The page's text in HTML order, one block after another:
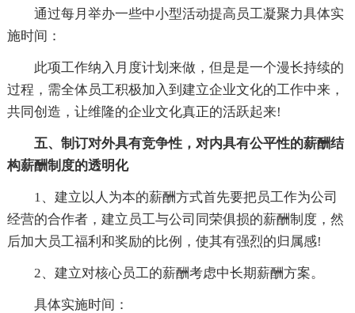
通过每月举办一些中小型活动提高员工凝聚力具体实
施时间：
此项工作纳入月度计划来做，但是是一个漫长持续的
过程，需全体员工积极加入到建立企业文化的工作中来，
共同创造，让维隆的企业文化真正的活跃起来!
五、制订对外具有竞争性，对内具有公平性的薪酬结
构薪酬制度的透明化
1、建立以人为本的薪酬方式首先要把员工作为公司
经营的合作者，建立员工与公司同荣俱损的薪酬制度，然
后加大员工福利和奖励的比例，使其有强烈的归属感!
2、建立对核心员工的薪酬考虑中长期薪酬方案。
具体实施时间：